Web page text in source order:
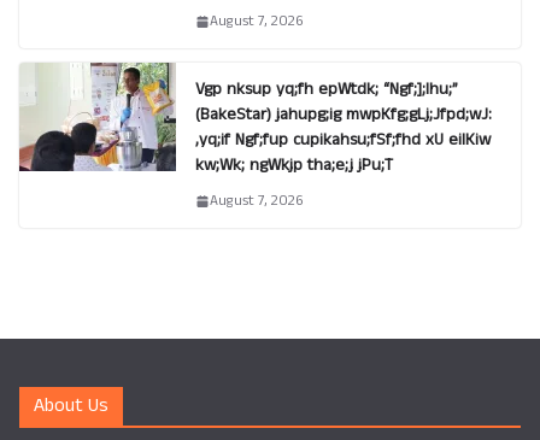
August 7, 2026
Vgp nksup yq;fh epWtdk; “Ngf;];lhu;”
(BakeStar) jahupg;ig mwpKfg;gLj;Jfpd;wJ:
,yq;if Ngf;fup cupikahsu;fSf;fhd xU eilKiw
kw;Wk; ngWkjp tha;e;j jPu;T
August 7, 2026
About Us